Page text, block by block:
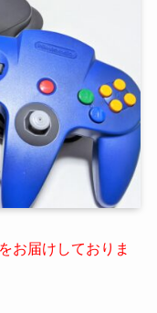
お届けしておりま